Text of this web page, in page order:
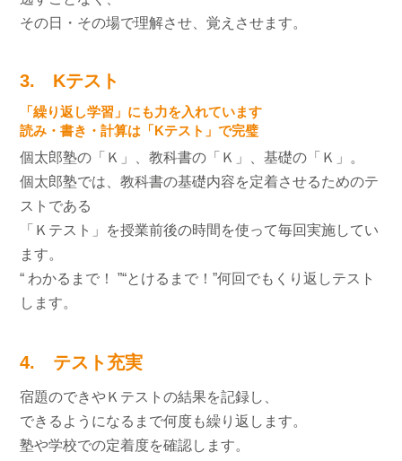
その日・その場で理解させ、覚えさせます。
3. Kテスト
「繰り返し学習」にも力を入れています
読み・書き・計算は「Kテスト」で完璧
個太郎塾の「Ｋ」、教科書の「Ｋ」、基礎の「Ｋ」。
個太郎塾では、教科書の基礎内容を定着させるためのテ
ストである
「Ｋテスト」を授業前後の時間を使って毎回実施してい
ます。
“ わかるまで！ ”“とけるまで！”何回でもくり返しテスト
します。
4. テスト充実
宿題のできやＫテストの結果を記録し、
できるようになるまで何度も繰り返します。
塾や学校での定着度を確認します。